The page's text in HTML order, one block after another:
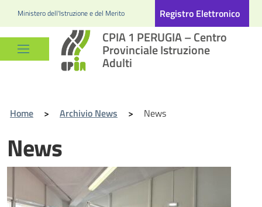
Ministero dell'Istruzione e del Merito Registro Elettronico
CPIA 1 PERUGIA – Centro
Provinciale Istruzione
Adulti
Home > Archivio News > News
News